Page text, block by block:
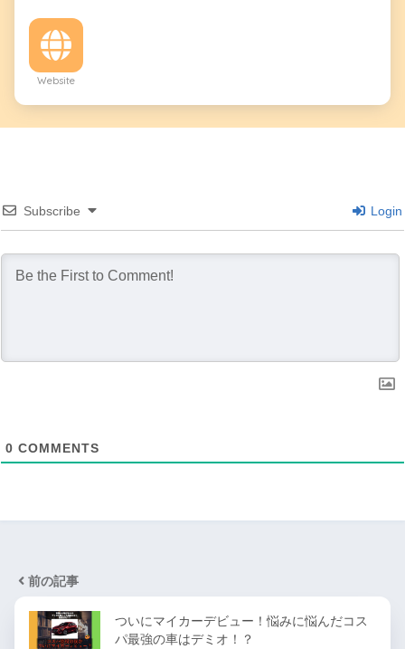
Website
Subscribe Login
0 COMMENTS
前の記事
ついにマイカーデビュー！悩みに悩んだコス
パ最強の車はデミオ！？